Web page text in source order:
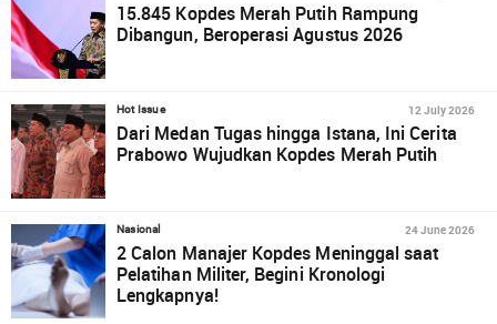
15.845 Kopdes Merah Putih Rampung
Dibangun, Beroperasi Agustus 2026
Hot Issue 12 July 2026
Dari Medan Tugas hingga Istana, Ini Cerita
Prabowo Wujudkan Kopdes Merah Putih
Nasional 24 June 2026
2 Calon Manajer Kopdes Meninggal saat
Pelatihan Militer, Begini Kronologi
Lengkapnya!